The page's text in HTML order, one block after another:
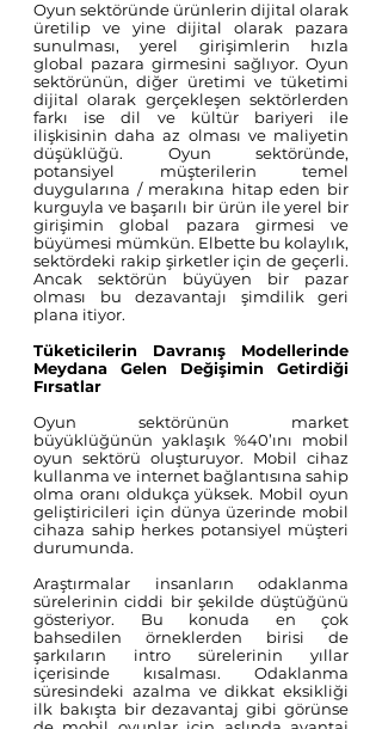
Oyun sektöründe ürünlerin dijital olarak
üretilip ve yine dijital olarak pazara
sunulması, yerel girişimlerin hızla
global pazara girmesini sağlıyor. Oyun
sektörünün, diğer üretimi ve tüketimi
dijital olarak gerçekleşen sektörlerden
farkı ise dil ve kültür bariyeri ile
ilişkisinin daha az olması ve maliyetin
düşüklüğü. Oyun sektöründe,
potansiyel müşterilerin temel
duygularına / merakına hitap eden bir
kurguyla ve başarılı bir ürün ile yerel bir
girişimin global pazara girmesi ve
büyümesi mümkün. Elbette bu kolaylık,
sektördeki rakip şirketler için de geçerli.
Ancak sektörün büyüyen bir pazar
olması bu dezavantajı şimdilik geri
plana itiyor.
Tüketicilerin Davranış Modellerinde
Meydana Gelen Değişimin Getirdiği
Fırsatlar
Oyun sektörünün market
büyüklüğünün yaklaşık %40’ını mobil
oyun sektörü oluşturuyor. Mobil cihaz
kullanma ve internet bağlantısına sahip
olma oranı oldukça yüksek. Mobil oyun
geliştiricileri için dünya üzerinde mobil
cihaza sahip herkes potansiyel müşteri
durumunda.
Araştırmalar insanların odaklanma
sürelerinin ciddi bir şekilde düştüğünü
gösteriyor. Bu konuda en çok
bahsedilen örneklerden birisi de
şarkıların intro sürelerinin yıllar
içerisinde kısalması. Odaklanma
süresindeki azalma ve dikkat eksikliği
ilk bakışta bir dezavantaj gibi görünse